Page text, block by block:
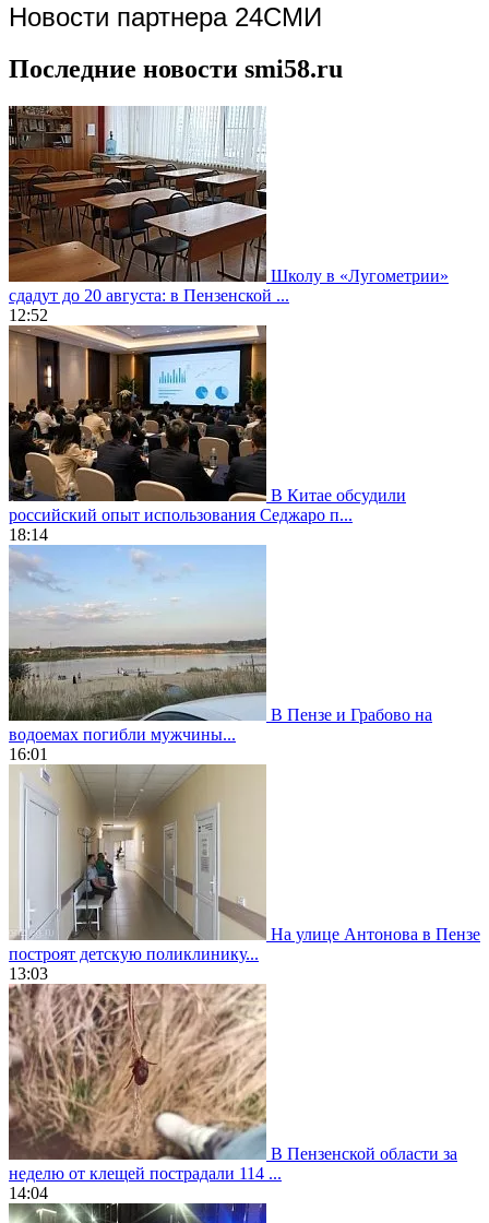
Новости партнера 24СМИ
Последние новости smi58.ru
Школу в «Лугометрии»
сдадут до 20 августа: в Пензенской ...
12:52
В Китае обсудили
российский опыт использования Седжаро п...
18:14
В Пензе и Грабово на
водоемах погибли мужчины...
16:01
На улице Антонова в Пензе
построят детскую поликлинику...
13:03
В Пензенской области за
неделю от клещей пострадали 114 ...
14:04